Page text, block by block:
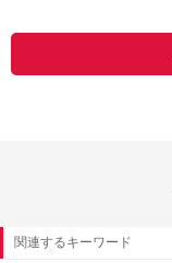
関連するキーワード